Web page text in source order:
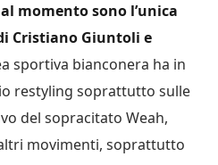
momento sono l’unica
Cristiano Giuntoli e
sportiva bianconera ha in
restyling soprattutto sulle
del sopracitato Weah,
movimenti, soprattutto